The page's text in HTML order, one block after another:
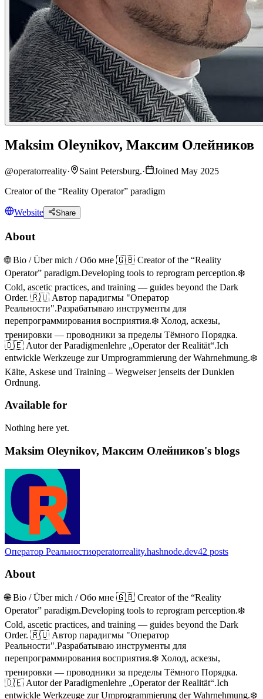
Maksim Oleynikov, Максим Олейников
@operatorreality· Saint Petersburg.·
Joined May 2025
Creator of the “Reality Operator” paradigm
Website Share
About
🌐 Bio / Über mich / Обо мне 🇬🇧 Creator of the “Reality
Operator” paradigm.Developing tools to reprogram perception.❄️
Cold, ascetic practices, and training — guides beyond the Dark
Order. 🇷🇺 Автор парадигмы "Оператор
Реальности".Разрабатываю инструменты для
перепрограммирования восприятия.❄️ Холод, аскезы,
тренировки — проводники за пределы Тёмного Порядка.
🇩🇪 Autor der Paradigmenlehre „Operator der Realität“.Ich
entwickle Werkzeuge zur Umprogrammierung der Wahrnehmung.❄️
Kälte, Askese und Training – Wegweiser jenseits der Dunklen
Ordnung.
Available for
Nothing here yet.
Maksim Oleynikov, Максим Олейников's blogs
Оператор Реальностиoperatorreality.hashnode.dev42 posts
About
🌐 Bio / Über mich / Обо мне 🇬🇧 Creator of the “Reality
Operator” paradigm.Developing tools to reprogram perception.❄️
Cold, ascetic practices, and training — guides beyond the Dark
Order. 🇷🇺 Автор парадигмы "Оператор
Реальности".Разрабатываю инструменты для
перепрограммирования восприятия.❄️ Холод, аскезы,
тренировки — проводники за пределы Тёмного Порядка.
🇩🇪 Autor der Paradigmenlehre „Operator der Realität“.Ich
entwickle Werkzeuge zur Umprogrammierung der Wahrnehmung.❄️